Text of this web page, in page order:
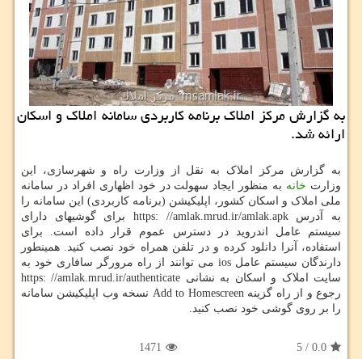
به گزارش مرکز املاک برنامه کاربردی سامانه املاک و اسکان
ارائه شد.
به گزارش مرکز املاک به نقل از وزارت راه و شهرسازی، این
وزارت خانه به منظور ایجاد سهولت در خود اظهاری افراد در سامانه
ملی املاک و اسکان کشور، اپلیکیشن (برنامه کاربردی) این سامانه را
به آدرس https: //amlak.mrud.ir/amlak.apk برای گوشیهای دارای
سیستم عامل اندروید در دسترس عموم قرار داده است. برای
استفاده، آنرا دانلود کرده و در تلفن همراه خود نصب کنید. همینطور
دارندگان سیستم عامل ios می توانند از راه مرورگر سافاری خود به
سایت املاک و اسکان به نشانی https: //amlak.mrud.ir/authenticate
رجوع و از راه گزینه Add to Homescreen نسخه وب اپلیکیشن سامانه
را بر روی گوشی خود نصب کنید.
0.0
/
5
1471